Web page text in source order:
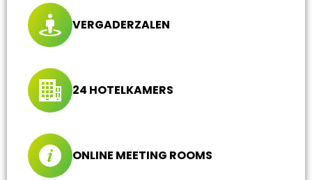
VERGADERZALEN
24 HOTELKAMERS
ONLINE MEETING ROOMS